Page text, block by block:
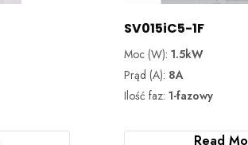
SV015iC5-1F
Moc (W): 1.5kW
Prąd (A): 8A
Ilość faz: 1-fazowy
Read